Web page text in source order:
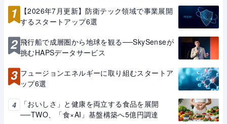
1
【2026年7月更新】防衛テック領域で事業展開
するスタートアップ6選
2 飛行船で成層圏から地球を観る──SkySenseが
挑むHAPSデータサービス
3 フュージョンエネルギーに取り組むスタートア
ップ6選
4
「おいしさ」と健康を両立する食品を展開
──TWO、「食×AI」基盤構築へ5億円調達